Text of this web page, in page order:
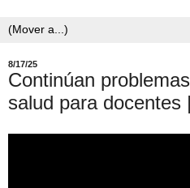
8/17/25
Continúan
salud para docentes